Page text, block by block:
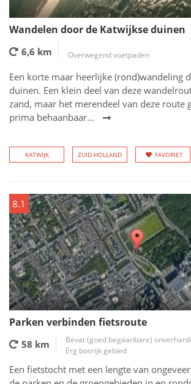
Wandelen door de Katwijkse duinen
6,6 km Overwegend voetpaden
Een korte maar heerlijke (rond)wandeling
duinen. Een klein deel van deze
zand, maar het merendeel van deze route
prima behaanbaar...
KATWIJK ZUID-HOLLAND FAVORIET
8.1
Parken verbinden fietsroute
58 km
Bevat (goed begaanbare)
Erg bosrijk gebied
Een fietstocht met een lengte van